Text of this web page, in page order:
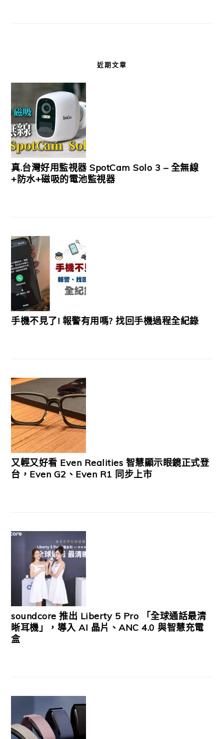
近期文章
真.台灣好用監視器 SpotCam Solo 3 – 全無線
+防水+磁吸的電池監視器
手機不見了! 報警有用嗎? 找回手機過程全紀錄
又輕又好看 Even Realities 智慧顯示眼鏡正式登
台，Even G2、Even R1 同步上市
soundcore 推出 Liberty 5 Pro 「全球通話最清
晰耳機」，導入 AI 晶片、ANC 4.0 與智慧充電
盒